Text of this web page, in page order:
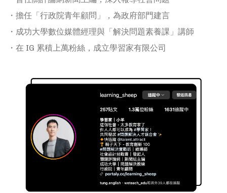
・擔任「行政院青年顧問」，為政府部門建言
・成功大學數位媒體經理與「解決問題素養課」講師
・在 IG 累積上萬粉絲，成立學習家有限公司